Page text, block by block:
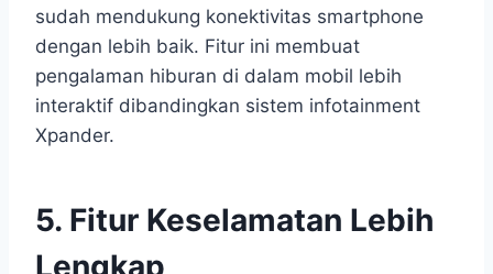
sudah mendukung konektivitas smartphone
dengan lebih baik. Fitur ini membuat
pengalaman hiburan di dalam mobil lebih
interaktif dibandingkan sistem infotainment
Xpander.
5. Fitur Keselamatan Lebih
Lengkap